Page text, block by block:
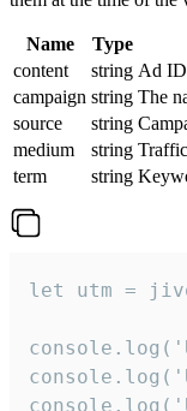
Name Type
content
string Ad ID
campaign string The
source
string
medium
string
term
string
let utm =